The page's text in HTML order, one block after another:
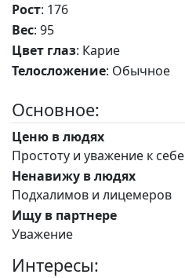
Рост: 176
Вес: 95
Цвет глаз: Карие
Телосложение: Обычное
Основное:
Ценю в людях
Простоту и уважение к себе
Ненавижу в людях
Подхалимов и лицемеров
Ищу в партнере
Уважение
Интересы: